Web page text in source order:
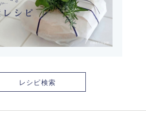
レシピ検索